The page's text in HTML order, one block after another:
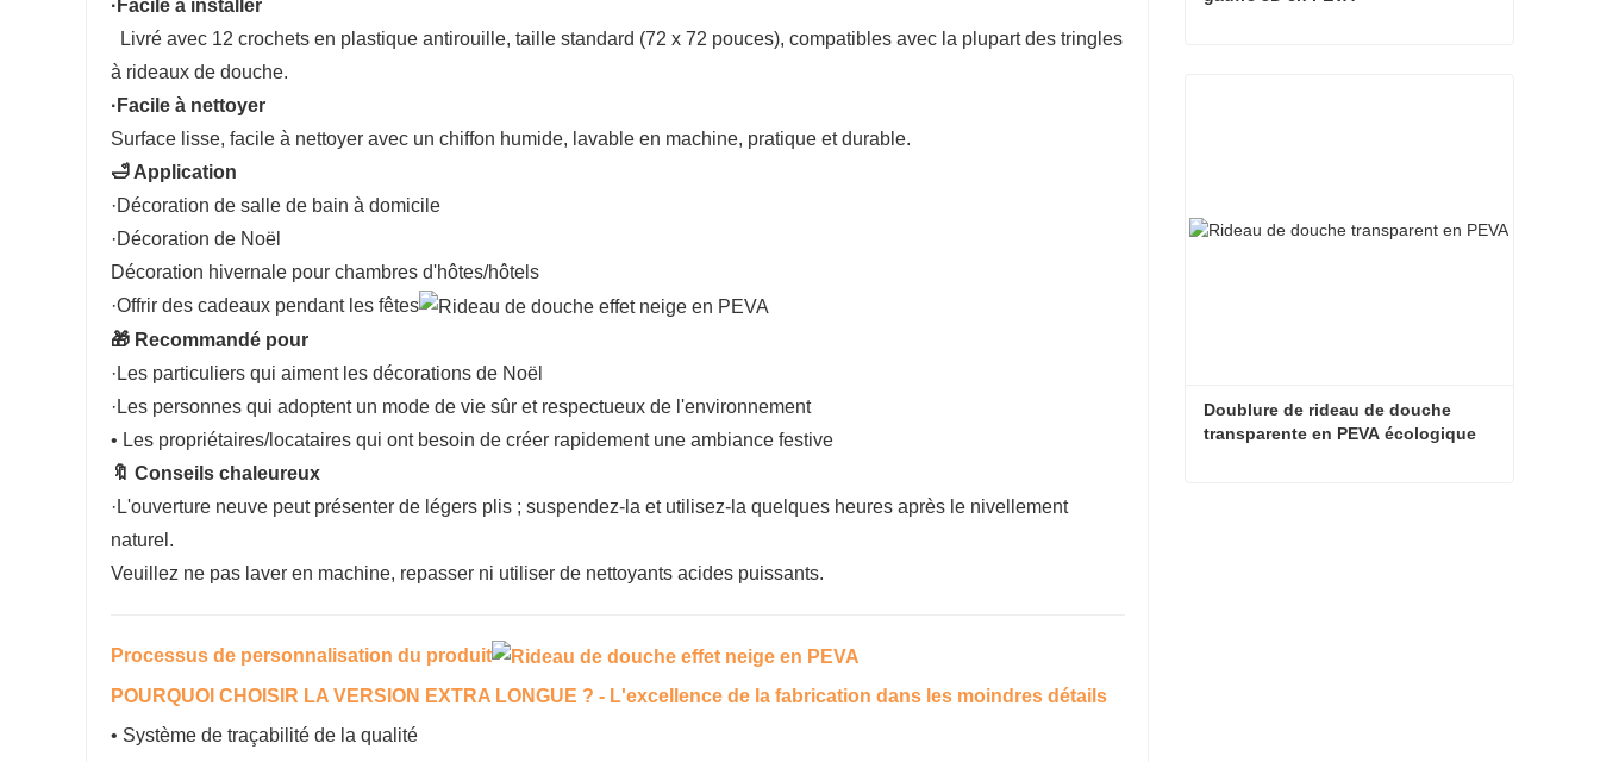
·Facile à installer
Livré avec 12 crochets en plastique antirouille, taille standard (72 x 72 pouces), compatibles avec la plupart des tringles
à rideaux de douche.
·Facile à nettoyer
Surface lisse, facile à nettoyer avec un chiffon humide, lavable en machine, pratique et durable.
🛁 Application
·Décoration de salle de bain à domicile
·Décoration de Noël
Décoration hivernale pour chambres d'hôtes/hôtels
·Offrir des cadeaux pendant les fêtes
🎁 Recommandé pour
·Les particuliers qui aiment les décorations de Noël
·Les personnes qui adoptent un mode de vie sûr et respectueux de l'environnement
• Les propriétaires/locataires qui ont besoin de créer rapidement une ambiance festive
🔖 Conseils chaleureux
·L'ouverture neuve peut présenter de légers plis ; suspendez-la et utilisez-la quelques heures après le nivellement
naturel.
Veuillez ne pas laver en machine, repasser ni utiliser de nettoyants acides puissants.
Processus de personnalisation du produit
POURQUOI CHOISIR LA VERSION EXTRA LONGUE ? - L'excellence de la fabrication dans les moindres détails
• Système de traçabilité de la qualité
Doublure de rideau de douche
transparente en PEVA écologique